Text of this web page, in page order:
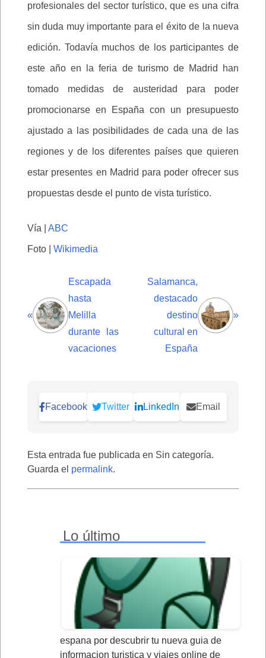
profesionales del sector turístico, que es una cifra
sin duda muy importante para el éxito de la nueva
edición. Todavía muchos de los participantes de
este año en la feria de turismo de Madrid han
tomado medidas de austeridad para poder
promocionarse en España con un presupuesto
ajustado a las posibilidades de cada una de las
regiones y de los diferentes países que quieren
estar presentes en Madrid para poder ofrecer sus
propuestas desde el punto de vista turístico.
Vía | ABC
Foto | Wikimedia
«
Escapada
hasta
Melilla
durante las
vacaciones
Salamanca,
destacado
destino
cultural en
España
»
Facebook Twitter LinkedIn Email
Esta entrada fue publicada en Sin categoría.
Guarda el permalink.
Lo último
espana por descubrir tu nueva guia de
informacion turistica y viajes online de